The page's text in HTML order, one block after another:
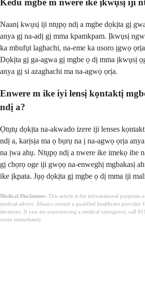
Kedu mgbe m nwere ike ịkwụsị iji
Naanị kwụsị iji ntụpọ ndị a mgbe dọkịta gị
anya gị na-adị gị mma kpamkpam. Ịkwụsị
ka mbufụt laghachi, na-eme ka usoro ịgwọ
Dọkịta gị ga-agwa gị mgbe ọ dị mma ịkwụsị
anya gị si azaghachi ma na-agwọ ọrịa.
Enwere m ike iyi lensị kọntaktị
ndị a?
Ọtụtụ dọkịta na-akwado izere iji lenses
ndị a, karịsịa ma ọ bụrụ na ị na-agwọ ọrịa
na ịwa ahụ. Ntụpọ ndị a nwere ike imekọ ihe
gị chọrọ oge iji gwọọ na-enweghị mgbakasị
ike ịkpata. Jụọ dọkịta gị mgbe ọ dị mma iji
Medical Disclaimer: This article is for informational purposes
medical advice. Always consult a qualified healthcare provider
decisions. If you are experiencing a medical emergency, call
room immediately.